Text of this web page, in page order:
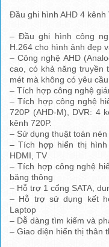
Đầu ghi hình AHD 4 kênh
– Đầu ghi hình công
H.264 cho hình ảnh đẹp
– Công nghệ AHD
cao, có khả năng truyền
mét mà không có yêu
– Tích hợp công nghệ
– Tích hợp công nghệ
720P (AHD-M), DVR: 4
kênh 720P.
– Sử dụng thuật toán
– Tích hợp hiển thị hình
HDMI, TV
– Tích hợp công nghệ
băng thông
– Hỗ trợ 1 cổng SATA,
– Hỗ trợ sử dụng kết
Laptop
– Dễ dàng tìm kiếm và
– Giao diện hiển thị thân